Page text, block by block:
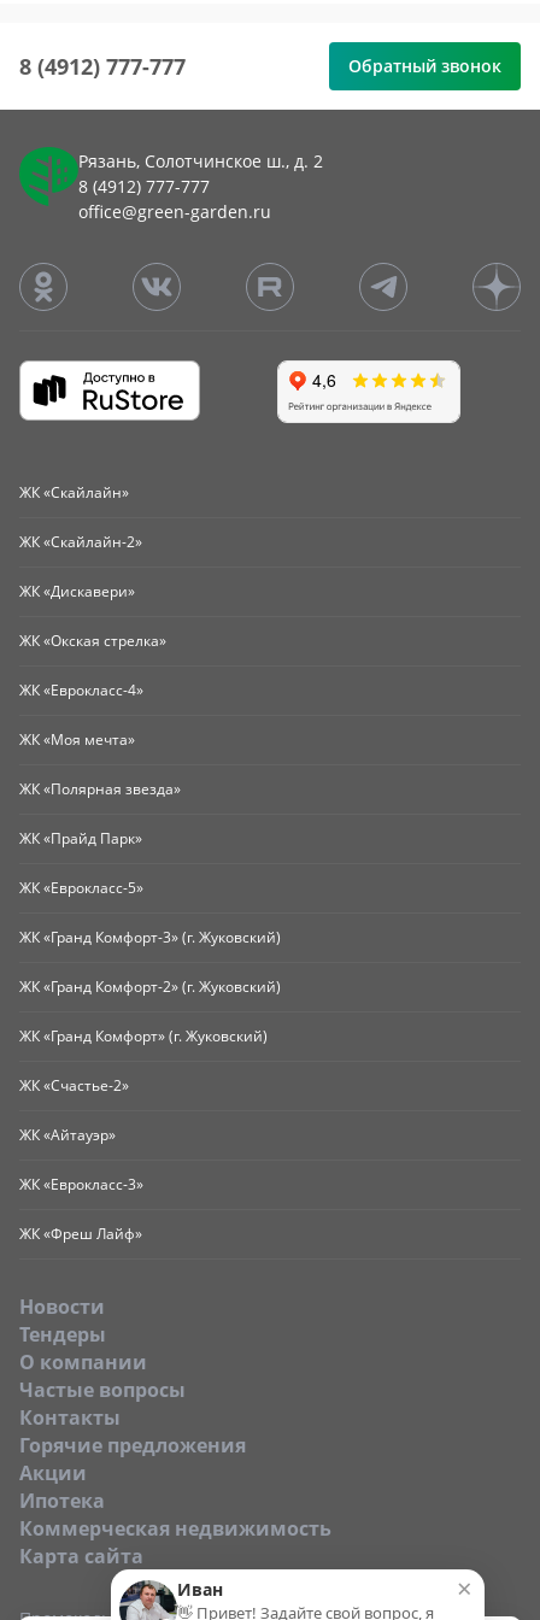
8 (4912) 777-777 Обратный звонок
Рязань, Солотчинское ш., д. 2
8 (4912) 777-777
office@green-garden.ru
ЖК «Скайлайн»
ЖК «Скайлайн-2»
ЖК «Дискавери»
ЖК «Окская стрелка»
ЖК «Еврокласс-4»
ЖК «Моя мечта»
ЖК «Полярная звезда»
ЖК «Прайд Парк»
ЖК «Еврокласс-5»
ЖК «Гранд Комфорт-3» (г. Жуковский)
ЖК «Гранд Комфорт-2» (г. Жуковский)
ЖК «Гранд Комфорт» (г. Жуковский)
ЖК «Счастье-2»
ЖК «Айтауэр»
ЖК «Еврокласс-3»
ЖК «Фреш Лайф»
Новости
Тендеры
O компании
Частые вопросы
Контакты
Горячие предложения
Акции
Ипотека
Коммерческая недвижимость
Карта сайта
×
Иван
👋 Привет! Задайте свой вопрос, я